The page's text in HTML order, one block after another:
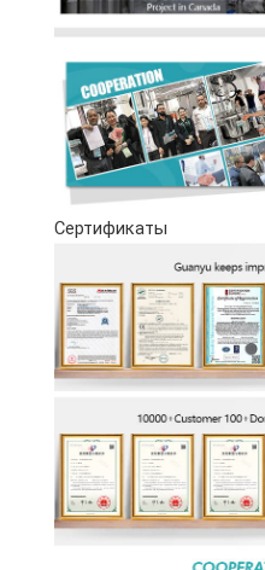
Сертификаты